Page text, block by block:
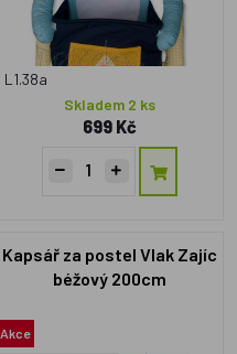
L1.38a
Skladem 2 ks
699 Kč
Kapsář za postel Vlak Zajíc
béžový 200cm
Akce